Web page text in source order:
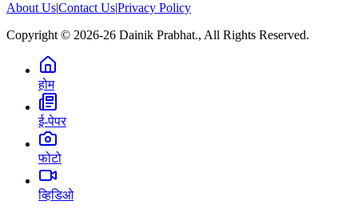
About Us|Contact Us|Privacy Policy
Copyright © 2026-26 Dainik Prabhat., All Rights Reserved.
होम
ई-पेपर
फोटो
व्हिडिओ